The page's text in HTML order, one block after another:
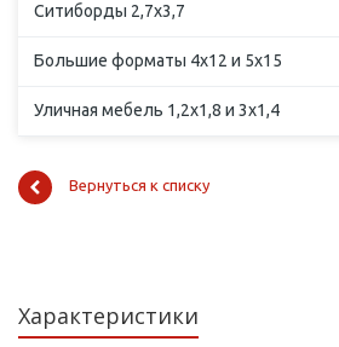
Ситиборды 2,7х3,7
Большие форматы 4х12 и 5х15
Уличная мебель 1,2х1,8 и 3х1,4
Вернуться к списку
Характеристики